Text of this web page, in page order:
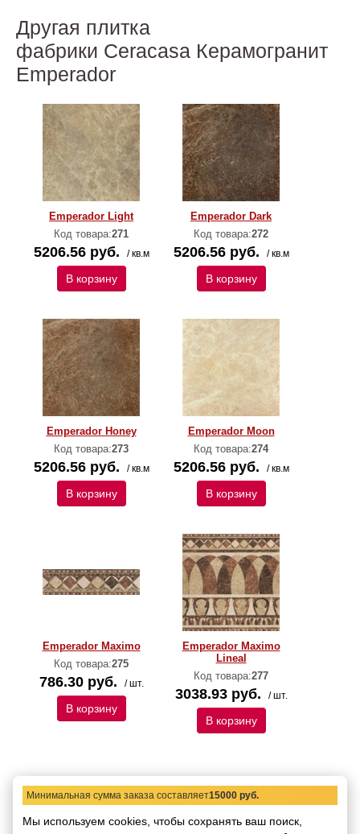
Другая плитка
фабрики Ceracasa Керамогранит
Emperador
Emperador Light
Код товара:271
5206.56 руб. / кв.м
В корзину
Emperador Dark
Код товара:272
5206.56 руб. / кв.м
В корзину
Emperador Honey
Код товара:273
5206.56 руб. / кв.м
В корзину
Emperador Moon
Код товара:274
5206.56 руб. / кв.м
В корзину
Emperador Maximo
Код товара:275
786.30 руб. / шт.
В корзину
Emperador Maximo
Lineal
Код товара:277
3038.93 руб. / шт.
В корзину
Минимальная сумма заказа составляет15000 руб.
Мы используем cookies, чтобы сохранять ваш поиск,